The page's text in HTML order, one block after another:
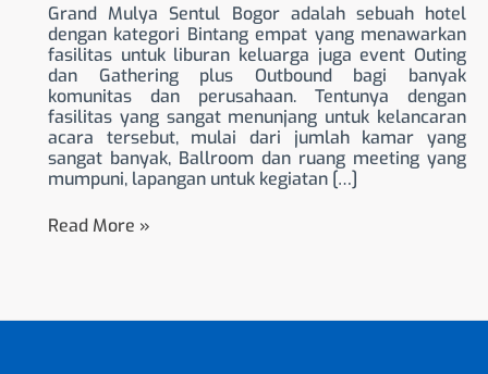
Grand Mulya Sentul Bogor adalah sebuah hotel
dengan kategori Bintang empat yang menawarkan
fasilitas untuk liburan keluarga juga event Outing
dan Gathering plus Outbound bagi banyak
komunitas dan perusahaan. Tentunya dengan
fasilitas yang sangat menunjang untuk kelancaran
acara tersebut, mulai dari jumlah kamar yang
sangat banyak, Ballroom dan ruang meeting yang
mumpuni, lapangan untuk kegiatan […]
Read More »